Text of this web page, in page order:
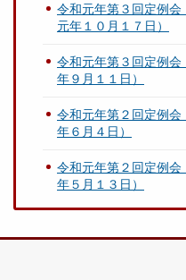
令和元年第３回定例
元年１０月１７日）
令和元年第３回定例
年９月１１日）
令和元年第２回定例
年６月４日）
令和元年第２回定例
年５月１３日）